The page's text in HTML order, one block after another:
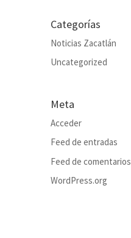
Categorías
Noticias Zacatlán
Uncategorized
Meta
Acceder
Feed de entradas
Feed de comentarios
WordPress.org